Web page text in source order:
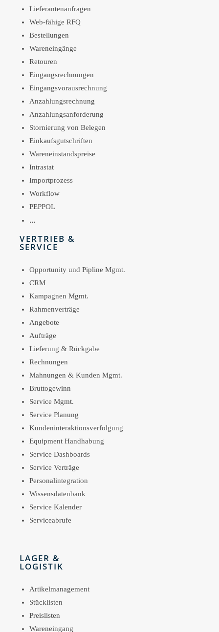
Lieferantenanfragen
Web-fähige RFQ
Bestellungen
Wareneingänge
Retouren
Eingangsrechnungen
Eingangsvorausrechnung
Anzahlungsrechnung
Anzahlungsanforderung
Stornierung von Belegen
Einkaufsgutschriften
Wareneinstandspreise
Intrastat
Importprozess
Workflow
PEPPOL
…
VERTRIEB &
SERVICE
Opportunity und Pipline Mgmt.
CRM
Kampagnen Mgmt.
Rahmenverträge
Angebote
Aufträge
Lieferung & Rückgabe
Rechnungen
Mahnungen & Kunden Mgmt.
Bruttogewinn
Service Mgmt.
Service Planung
Kundeninteraktionsverfolgung
Equipment Handhabung
Service Dashboards
Service Verträge
Personalintegration
Wissensdatenbank
Service Kalender
Serviceabrufe
LAGER &
LOGISTIK
Artikelmanagement
Stücklisten
Preislisten
Wareneingang